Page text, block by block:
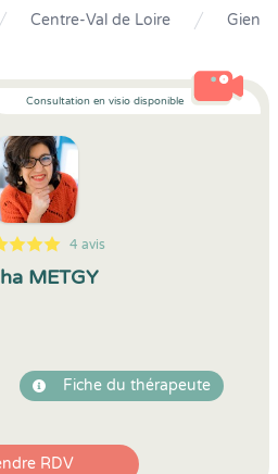
Centre-Val de Loire Gien
Consultation en visio disponible
4 avis
METGY
Fiche du thérapeute
RDV